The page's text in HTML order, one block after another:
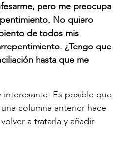
pero me preocupa
No quiero
de todos mis
¿Tengo que
hasta que me
interesante. Es posible que
columna anterior hace
a tratarla y añadir